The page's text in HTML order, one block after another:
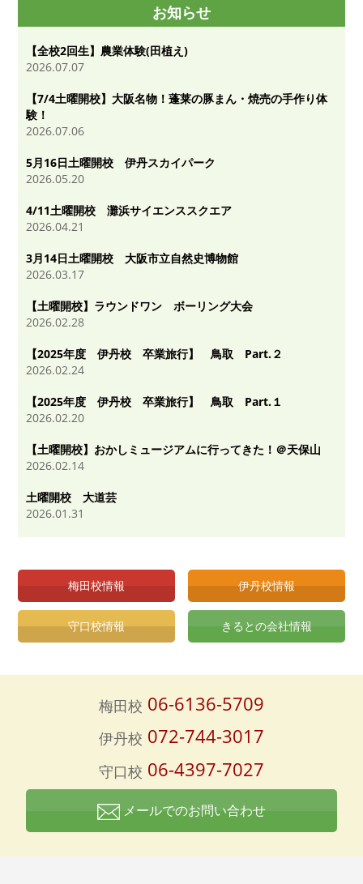
お知らせ
【全校2回生】農業体験(田植え)
2026.07.07
【7/4土曜開校】大阪名物！蓬莱の豚まん・焼売の手作り体
験！
2026.07.06
5月16日土曜開校 伊丹スカイパーク
2026.05.20
4/11土曜開校 灘浜サイエンススクエア
2026.04.21
3月14日土曜開校 大阪市立自然史博物館
2026.03.17
【土曜開校】ラウンドワン ボーリング大会
2026.02.28
【2025年度 伊丹校 卒業旅行】 鳥取 Part.２
2026.02.24
【2025年度 伊丹校 卒業旅行】 鳥取 Part.１
2026.02.20
【土曜開校】おかしミュージアムに行ってきた！＠天保山
2026.02.14
土曜開校 大道芸
2026.01.31
梅田校情報 伊丹校情報
守口校情報 きるとの会社情報
梅田校 06-6136-5709
伊丹校 072-744-3017
守口校 06-4397-7027
メールでのお問い合わせ